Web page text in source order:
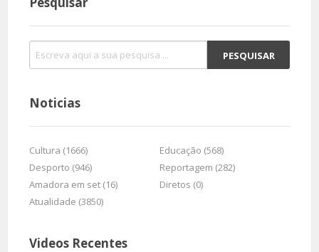
Noticias
Cultura (1666)
Educação (568)
Desporto (946)
Reportagem (282)
Amadora em set (16)
Diretos (0)
Atualidade (3850)
Videos Recentes